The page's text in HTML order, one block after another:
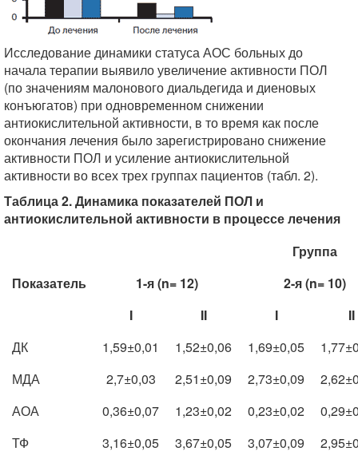
Исследование динамики статуса АОС больных до
начала терапии выявило увеличение активности ПОЛ
(по значениям малонового диальдегида и диеновых
конъюгатов) при одновременном снижении
антиокислительной активности, в то время как после
окончания лечения было зарегистрировано снижение
активности ПОЛ и усиление антиокислительной
активности во всех трех группах пациентов (табл. 2).
Таблица 2. Динамика показателей ПОЛ и
антиокислительной активности в процессе лечения
Показатель
Группа
1-я (n= 12)
2-я (n= 10)
I
II I
II
ДК
1,59±0,01 1,52±0,06 1,69±0,05
МДА
2,7±0,03 2,51±0,09 2,73±0,09
АОА
0,36±0,07 1,23±0,02 0,23±0,02
ТФ
3,16±0,05 3,67±0,05 3,07±0,09